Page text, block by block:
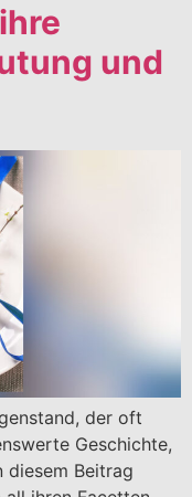
und
der oft
Geschichte,
diesem Beitrag